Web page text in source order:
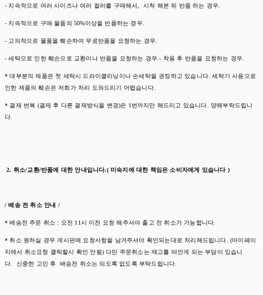
- 지속적으로 여러 사이즈나 여러 컬러를 구매해서, 시착 해본 뒤 반품 하는 경우.
- 지속적으로 구매 물품의 50%이상을 반품하는 경우.
- 고의적으로 물품을 훼손하여 무료반품을 요청하는 경우.
- 세탁으로 인한 훼손으로 교환이나 반품을 요청하는 경우.- 착용 후 반품을 요청하는 경우.
* 대부분의 제품은 첫 세탁시 드라이클리닝이나 손세탁을 권장하고 있습니다. 세탁기 사용으로
인한 제품의 훼손은 저희가 처리 도와드리기 어렵습니다.
* 결제 번복 (결제 후 다른 결제방식을 변경)은 1번까지만 해드리고 있습니다. 양해부탁드립니
다.
2. 취소/교환/반품에 대한 안내입니다.( 미숙지에 대한 책임은 소비자에게 있습니다 )
/ 배송 전 취소 안내 /
* 배송전 주문 취소 : 오전 11시 이전 요청 해주셔야 출고 전 취소가 가능합니다.
* 취소 원하실 경우 게시판에 요청사항을 남겨주셔야 확인되는대로 처리해드립니다. (마이페이
지에서 취소요청 클릭할시 확인 안됨) 다만 주문취소는 재고를 떠안게 되는 부담이 있습니
다. 신중한 고민 후 배송전 취소는 되도록 없도록 부탁드립니다.